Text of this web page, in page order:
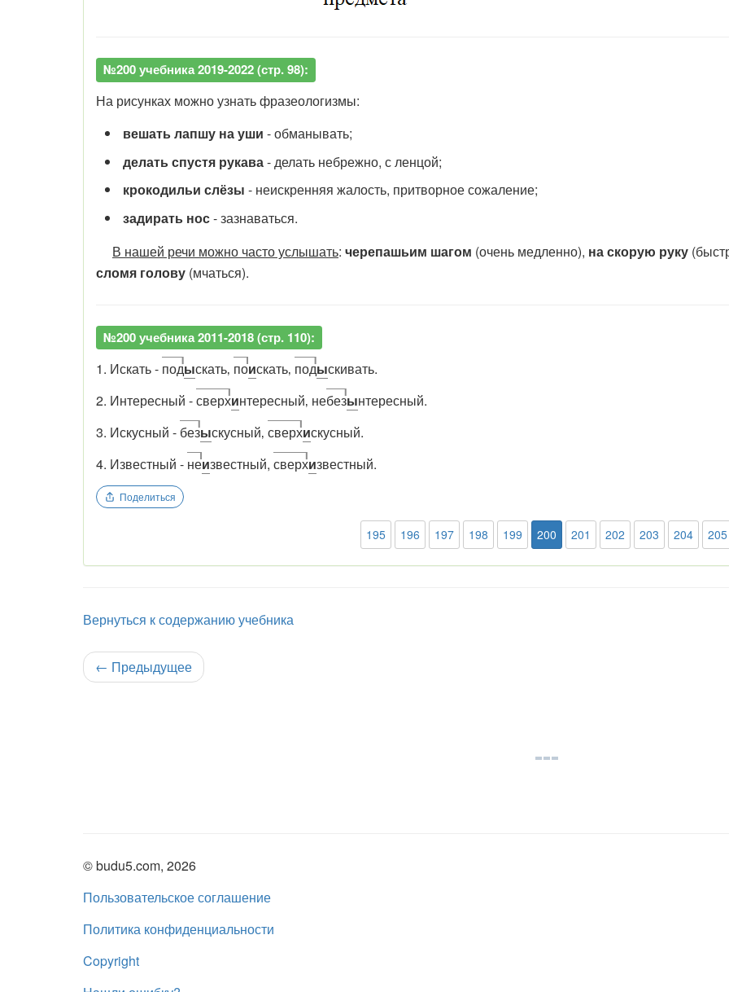
№200 учебника 2019-2022 (стр. 98):
На рисунках можно узнать фразеологизмы:
вешать лапшу на уши - обманывать;
делать спустя рукава- делать небрежно, с ленцой;
крокодильи слёзы - неискренняя жалость, притворное сожаление;
задирать нос- зазнаваться.
В нашей речи можно часто услышать: черепашьим шагом (очень медленно), на скорую руку
сломя голову (мчаться).
№200 учебника 2011-2018 (стр. 110):
1. Искать - подыскать‚ поискать‚ подыскивать.
2. Интересный -сверхинтересный‚ небезынтересный.
3. Искусный - безыскусный‚ сверхискусный.
4. Известный - неизвестный, сверхизвестный.
Поделиться
195 196 197 198 199 200 201 202 203 204 205
Вернуться к содержанию учебника
← Предыдущее
© budu5.com, 2026
Пользовательское соглашение
Политика конфиденциальности
Copyright